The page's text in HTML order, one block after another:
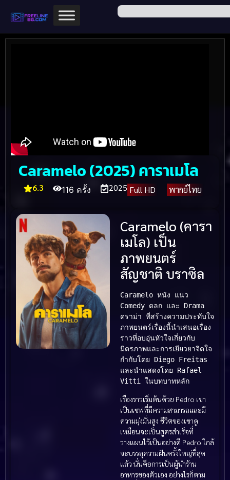
Caramelo (2025) คาราเมโล
6.3 116 ครั้ง 2025 Full HD พากย์ไทย
Caramelo (คารา
เมโล) เป็น
ภาพยนตร์
สัญชาติ บราซิล
Caramelo หนัง แนว
Comedy ตลก และ Drama
ดราม่า ที่สร้างความประทับใจ
ภาพยนตร์เรื่องนี้นำเสนอเรื่อง
ราวที่อบอุ่นหัวใจเกี่ยวกับ
มิตรภาพและการเยียวยาจิตใจ
กำกับโดย Diego Freitas
และนำแสดงโดย Rafael
Vitti ในบทบาทหลัก
เรื่องราวเริ่มต้นด้วย Pedro เขา
เป็นเชฟที่มีความสามารถและมี
ความมุ่งมั่นสูง ชีวิตของเขาดู
เหมือนจะเป็นสูตรสำเร็จที่
วางแผนไว้เป็นอย่างดี Pedro ใกล้
จะบรรลุความฝันครั้งใหญ่ที่สุด
แล้ว นั่นคือการเป็นผู้นำร้าน
อาหารของตัวเอง อย่างไรก็ตาม